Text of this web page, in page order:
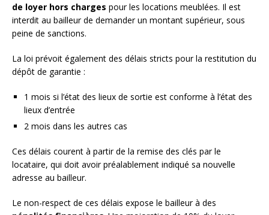
de loyer hors charges pour les locations meublées. Il est
interdit au bailleur de demander un montant supérieur, sous
peine de sanctions.
La loi prévoit également des délais stricts pour la restitution du
dépôt de garantie :
1 mois si l’état des lieux de sortie est conforme à l’état des
lieux d’entrée
2 mois dans les autres cas
Ces délais courent à partir de la remise des clés par le
locataire, qui doit avoir préalablement indiqué sa nouvelle
adresse au bailleur.
Le non-respect de ces délais expose le bailleur à des